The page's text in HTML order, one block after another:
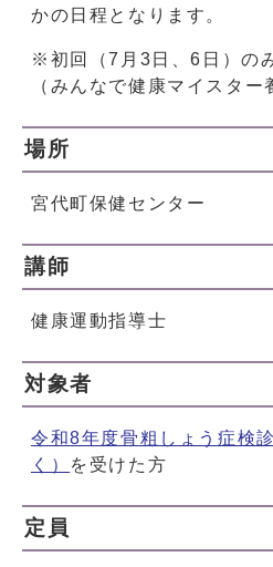
かの日程となります。
※初回（7月3日、6日）の
（みんなで健康マイスター
場所
宮代町保健センター
講師
健康運動指導士
対象者
令和8年度骨粗しょう症検診
く）
を受けた方
定員